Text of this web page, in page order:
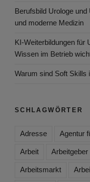
Berufsbild Urologe
und moderne Medizin
KI-Weiterbildungen für
Wissen im Betrieb
Warum sind Soft Skills
SCHLAGWÖRTER
Adresse Agentur
Arbeit Arbeitgeber
Arbeitsmarkt